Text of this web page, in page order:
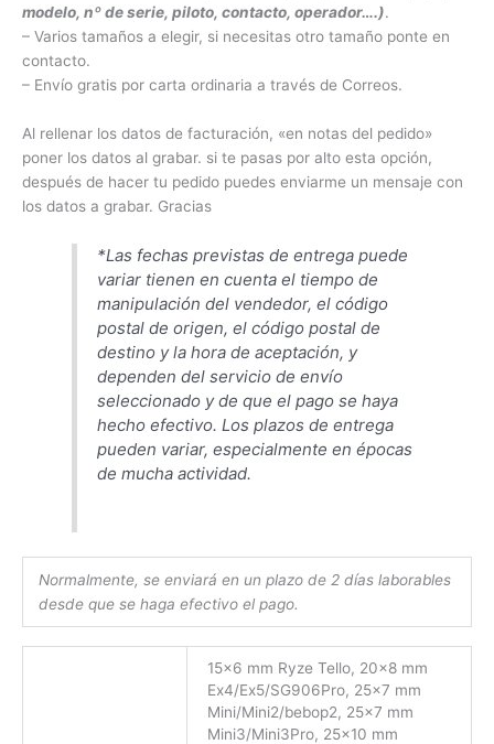
modelo, nº de serie, piloto, contacto, operador….).
– Varios tamaños a elegir, si necesitas otro tamaño ponte en
contacto.
– Envío gratis por carta ordinaria a través de Correos.
Al rellenar los datos de facturación, «en notas del pedido»
poner los datos al grabar. si te pasas por alto esta opción,
después de hacer tu pedido puedes enviarme un mensaje con
los datos a grabar. Gracias
*Las fechas previstas de entrega puede
variar tienen en cuenta el tiempo de
manipulación del vendedor, el código
postal de origen, el código postal de
destino y la hora de aceptación, y
dependen del servicio de envío
seleccionado y de que el pago se haya
hecho efectivo. Los plazos de entrega
pueden variar, especialmente en épocas
de mucha actividad.
Normalmente, se enviará en un plazo de 2 días laborables
desde que se haga efectivo el pago.
15×6 mm Ryze Tello, 20×8 mm
Ex4/Ex5/SG906Pro, 25×7 mm
Mini/Mini2/bebop2, 25×7 mm
Mini3/Mini3Pro, 25×10 mm